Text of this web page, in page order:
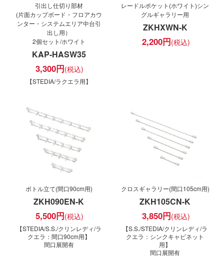
引出し仕切り部材
(片面カップボード・フロアカウ
ンター・システムエリア中台引
出し用）
2個セット/ホワイト
KAP-HASW35
3,300円
【STEDIA/ラクエラ用】
レードルポケット(ホワイト)シン
グルギャラリー用
ZKHXWN-K
2,200円
ボトル立て(間口90cm用)
ZKH090EN-K
5,500円
【STEDIA/S.S./クリンレディ/ラ
クエラ：間口90cm用】
間口展開有
クロスギャラリー(間口105cm用)
ZKH105CN-K
3,850円
【S.S./STEDIA/クリンレディ/ラ
クエラ：シンクキャビネット
用】
間口展開有